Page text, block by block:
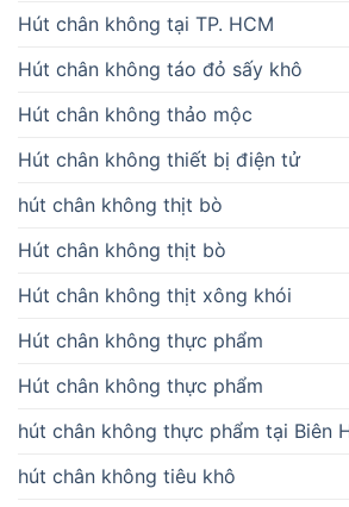
Hút chân không tại TP. HCM
Hút chân không táo đỏ sấy khô
Hút chân không thảo mộc
Hút chân không thiết bị điện tử
hút chân không thịt bò
Hút chân không thịt bò
Hút chân không thịt xông khói
Hút chân không thực phẩm
Hút chân không thực phẩm
hút chân không thực phẩm tại Biên
hút chân không tiêu khô